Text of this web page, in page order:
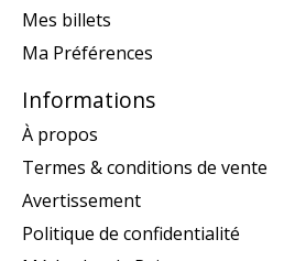
Mes billets
Ma Préférences
Informations
À propos
Termes & conditions de vente
Avertissement
Politique de confidentialité